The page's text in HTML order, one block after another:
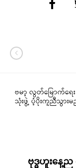
ဗမာ့ လွတ်မြောက်ရ
သုံးဖွဲ့ ပံ့ပိုးကူညီသွား
ဗုဒ္ဓဟူးနေ့